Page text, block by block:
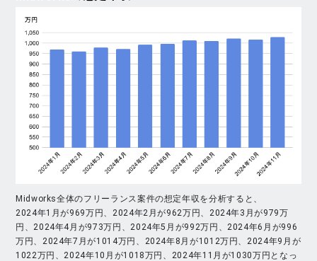
Midworks全体のフリーランス案件の想定年収を分析すると、
2024年1月が969万円、2024年2月が962万円、2024年3月が979万
円、2024年4月が973万円、2024年5月が992万円、2024年6月が996
万円、2024年7月が1014万円、2024年8月が1012万円、2024年9月が
1022万円、2024年10月が1018万円、2024年11月が1030万円となっ